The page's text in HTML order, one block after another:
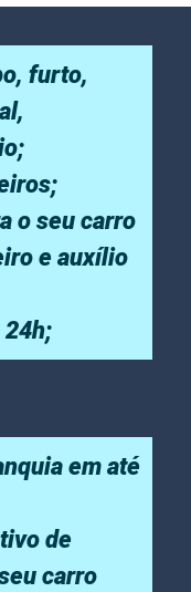
furto,
o seu carro
e auxílio
em até
de
carro